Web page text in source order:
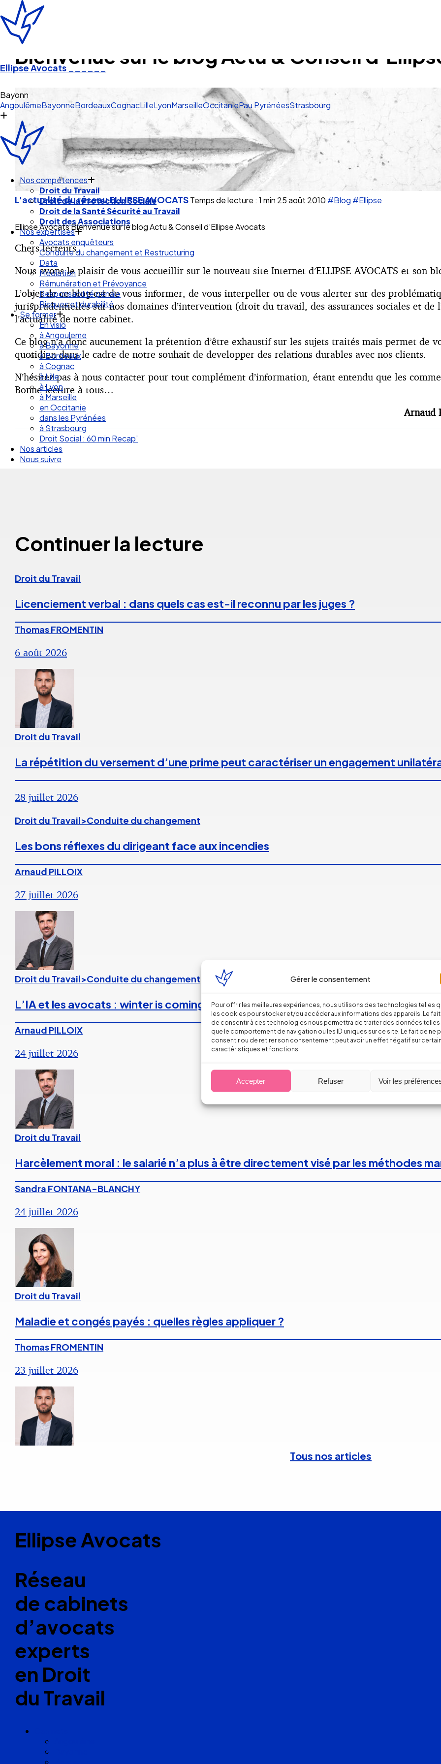
Gérer le consentement
Pour offrir les meilleures expériences, nous utilisons des technologies telles
les cookies pour stocker et/ou accéder aux informations des appareils. Le fait
de consentir à ces technologies nous permettra de traiter des données telles
que le comportement de navigation ou les ID uniques sur ce site. Le fait de ne
consentir ou de retirer son consentement peut avoir un effet négatif sur
caractéristiques et fonctions.
Accepter Refuser Voir les
Ellipse Avocats ______
Pau
AngoulêmeBayonneBordeauxCognacLilleLyonMarseilleOccitaniePau PyrénéesStrasbourg
Nos compétences
Droit du Travail
Droit de la Protection Sociale
Droit de la Santé Sécurité au Travail
Droit des Associations
Nos expertises
Avocats enquêteurs
Conduite du changement et Restructuring
Data
Médiation
Rémunération et Prévoyance
Responsabilité pénale
Risques et durabilité
Se former
En visio
à Angouleme
à Bayonne
à Bordeaux
à Cognac
à Lille
à Lyon
à Marseille
en Occitanie
dans les Pyrénées
à Strasbourg
Droit Social : 60 min Recap’
Nos articles
Nous suivre
Bienvenue sur le blog Actu & Conseil
L'actualité du réseau ELLIPSE AVOCATSTemps de lecture : 1 min 25 août 2010 #Blog #Ellipse
Ellipse Avocats Bienvenue sur le blog Actu & Conseil d’Ellipse Avocats
Chers lecteurs,
Nous avons le plaisir de vous accueillir sur le nouveau site Internet d’ELLIPSE AVOCATS et son
L’objet de ce blog est de vous informer, de vous interpeller ou de vous alerter sur des
jurisprudentielles sur nos domaines d’intervention (droit du travail, des assurances sociales et
l’actualité de notre cabinet.
Ce blog n’a donc aucunement la prétention d’être exhaustif sur les sujets traités mais permet de
quotidien dans le cadre de notre souhait de developper des relations durables avec nos clients.
N’hésitez pas à nous contacter pour tout complément d’information, étant entendu que les
Bonne lecture à tous…
Arnaud
Continuer la lecture
Droit du Travail
Licenciement verbal : dans quels cas est-il reconnu par les juges ?
Thomas FROMENTIN
6 août 2026
Droit du Travail
La répétition du versement d’une prime peut caractériser un engagement
28 juillet 2026
Droit du Travail>Conduite du changement
Les bons réflexes du dirigeant face aux incendies
Arnaud PILLOIX
27 juillet 2026
Droit du Travail>Conduite du changement
L’IA et les avocats : winter is coming ?
Arnaud PILLOIX
24 juillet 2026
Droit du Travail
Harcèlement moral : le salarié n’a plus à être directement visé par les méthodes
Sandra FONTANA-BLANCHY
24 juillet 2026
Droit du Travail
Maladie et congés payés : quelles règles appliquer ?
Thomas FROMENTIN
23 juillet 2026
Tous nos articles
Ellipse Avocats
Réseau
de cabinets
d’avocats
experts
en Droit
du Travail